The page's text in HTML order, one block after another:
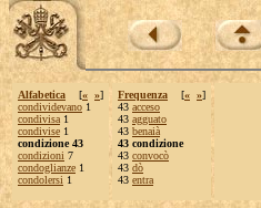
Alfabetica [« »]
condividevano 1
condivisa 1
condivise 1
condizione 43
condizioni 7
condoglianze 1
condolersi 1
Frequenza [« »]
43 acceso
43 agguato
43 benaià
43 condizione
43 convocò
43 dò
43 entra